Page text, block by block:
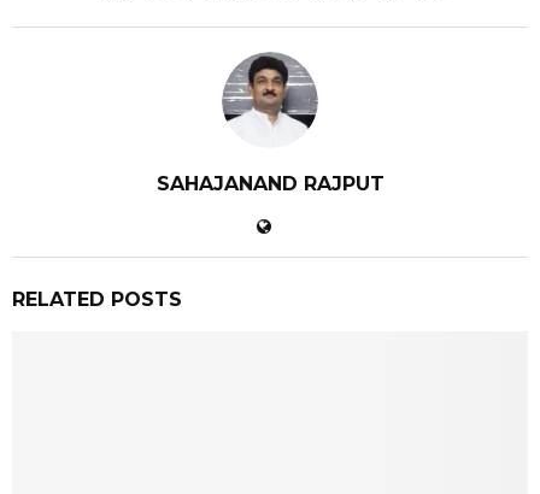
SAHAJANAND RAJPUT
RELATED POSTS